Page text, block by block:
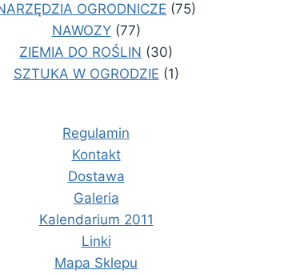
OGRODNICZE (75)
NAWOZY(77)
ZIEMIA DO ROŚLIN (30)
SZTUKA W OGRODZIE (1)
Regulamin
Kontakt
Dostawa
Galeria
Kalendarium 2011
Linki
Mapa Sklepu